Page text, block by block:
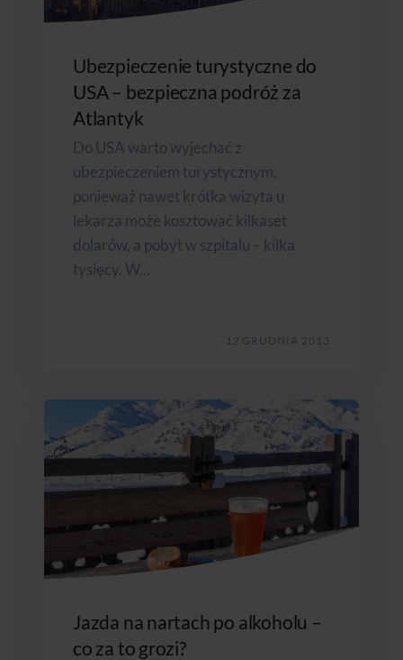
Ubezpieczenie turystyczne do
USA – bezpieczna podróż za
Atlantyk
Do USA warto wyjechać z
ubezpieczeniem turystycznym,
ponieważ nawet krótka wizyta u
lekarza może kosztować kilkaset
dolarów, a pobyt w szpitalu – kilka
tysięcy. W...
12 GRUDNIA 2013
Jazda na nartach po alkoholu –
co za to grozi?